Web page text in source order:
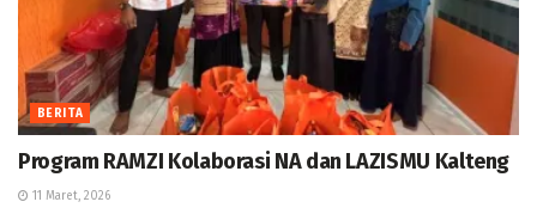
BERITA
Program RAMZI Kolaborasi NA dan LAZISMU Kalteng
11 Maret, 2026